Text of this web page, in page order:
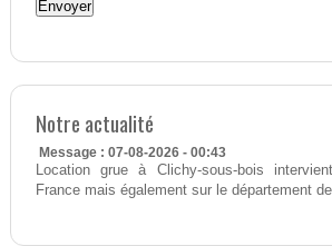
Notre actualité
Message : 07-08-2026 - 00:43
Location grue à Clichy-sous-bois
France mais également sur le département